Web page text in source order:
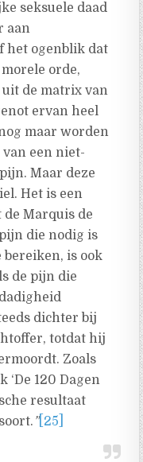
seksuele daad
aan
het ogenblik dat
orde,
de matrix van
ervan heel
maar worden
een niet-
Maar deze
Het is een
Marquis de
die nodig is
bereiken, is ook
de pijn die
dichter bij
totdat hij
Zoals
‘De 120 Dagen
resultaat
”[25]